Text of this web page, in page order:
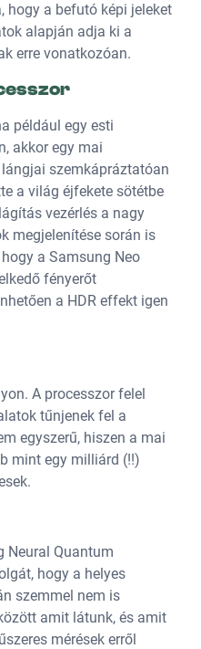
hogy a befutó képi jeleket
alapján adja ki a
erre vonatkozóan.
például egy esti
akkor egy mai
szemkápráztatóan
a világ éjfekete sötétbe
vezérlés a nagy
megjelenítése során is
a Samsung Neo
fényerőt
a HDR effekt igen
A processzor felel
tűnjenek fel a
egyszerű, hiszen a mai
mint egy milliárd (!!)
Neural Quantum
hogy a helyes
szemmel nem is
amit látunk, és amit
mérések erről